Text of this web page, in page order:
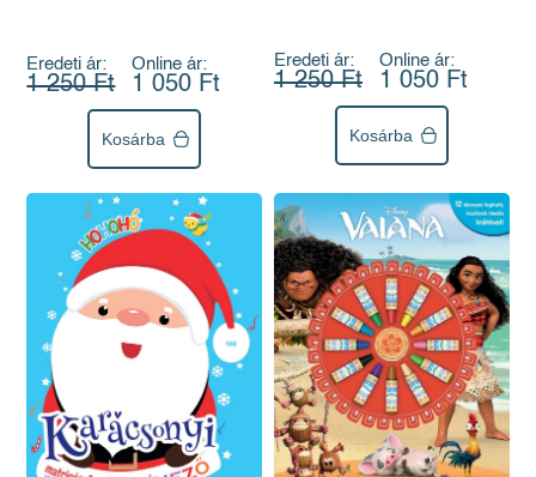
Eredeti ár:
1 250 Ft
Online ár:
1 050 Ft
Kosárba
Eredeti ár:
1 250 Ft
Online ár:
1 050 Ft
Kosárba